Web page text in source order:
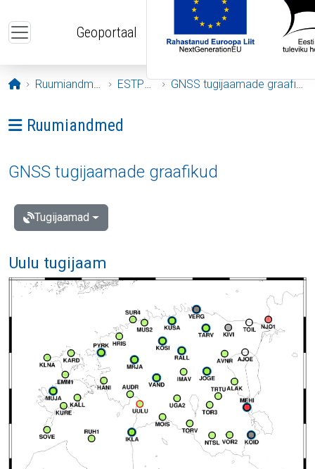
Geoportaal
Avaleht
Ruumiandmed ESTPOS GNSS tugijaamade graafikud
Ava menüü: Ruumiandmed
Ruumiandmed
GNSS tugijaamade graafikud
Tugijaamad
Uulu tugijaam